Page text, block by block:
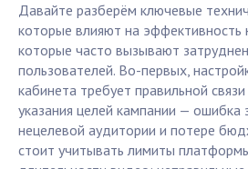
Давайте разберём ключевые
которые влияют на эффективность
которые часто вызывают
пользователей. Во-первых,
кабинета требует правильной
указания целей кампании — ошибка
нецелевой аудитории и потере
стоит учитывать лимиты